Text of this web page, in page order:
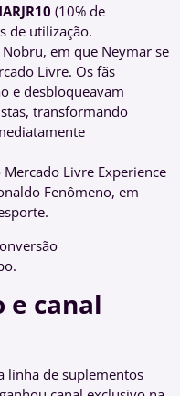
(10% de
de utilização.
em que Neymar se
Livre. Os fãs
e desbloqueavam
transformando
Livre Experience
Fenômeno, em
e canal
linha de suplementos